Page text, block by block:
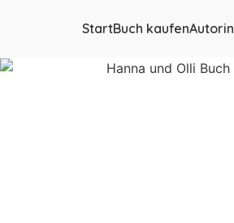
StartBuch kaufenAutorin